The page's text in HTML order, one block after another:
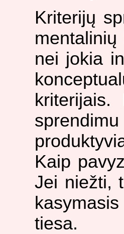
Kriterijų
nei jokia
Kaip
Jei niežti,
tiesa.